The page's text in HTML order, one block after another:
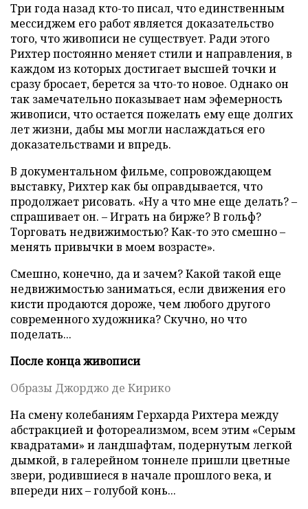
Три года назад кто-то писал, что единственным
мессиджем его работ является доказательство
того, что живописи не существует. Ради этого
Рихтер постоянно меняет стили и направления, в
каждом из которых достигает высшей точки и
сразу бросает, берется за что-то новое. Однако он
так замечательно показывает нам эфемерность
живописи, что остается пожелать ему еще долгих
лет жизни, дабы мы могли наслаждаться его
доказательствами и впредь.
В документальном фильме, сопровождающем
выставку, Рихтер как бы оправдывается, что
продолжает рисовать. «Ну а что мне еще делать? –
спрашивает он. – Играть на бирже? В гольф?
Торговать недвижимостью? Как-то это смешно –
менять привычки в моем возрасте».
Смешно, конечно, да и зачем? Какой такой еще
недвижимостью заниматься, если движения его
кисти продаются дороже, чем любого другого
современного художника? Скучно, но что
поделать...
После конца живописи
Образы Джорджо де Кирико
На смену колебаниям Герхарда Рихтера между
абстракцией и фотореализмом, всем этим «Серым
квадратами» и ландшафтам, подернутым легкой
дымкой, в галерейном тоннеле пришли цветные
звери, родившиеся в начале прошлого века, и
впереди них – голубой конь...